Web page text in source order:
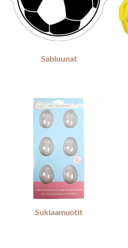
Sabluunat
Suklaamuotit